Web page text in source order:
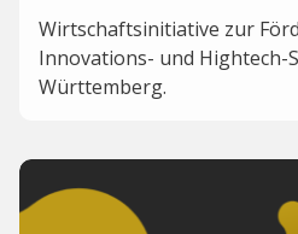
Wirtschaftsinitiative zur
Innovations- und Hightech-
Württemberg.